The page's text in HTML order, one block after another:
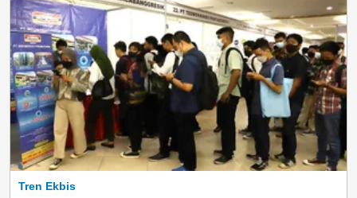
Tren Ekbis